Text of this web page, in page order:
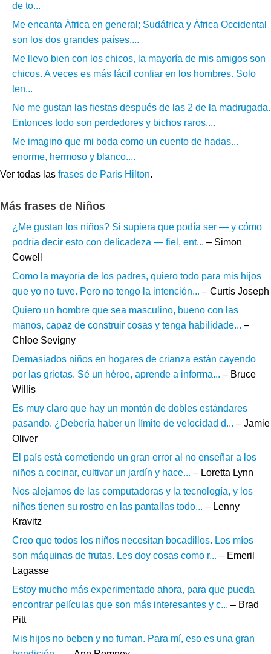
de to...
Me encanta África en general; Sudáfrica y África Occidental
son los dos grandes países....
Me llevo bien con los chicos, la mayoría de mis amigos son
chicos. A veces es más fácil confiar en los hombres. Solo
ten...
No me gustan las fiestas después de las 2 de la madrugada.
Entonces todo son perdedores y bichos raros....
Me imagino que mi boda como un cuento de hadas...
enorme, hermoso y blanco....
Ver todas las frases de Paris Hilton.
Más frases de Niños
¿Me gustan los niños? Si supiera que podía ser — y cómo
podría decir esto con delicadeza — fiel, ent... – Simon
Cowell
Como la mayoría de los padres, quiero todo para mis hijos
que yo no tuve. Pero no tengo la intención... – Curtis Joseph
Quiero un hombre que sea masculino, bueno con las
manos, capaz de construir cosas y tenga habilidade... –
Chloe Sevigny
Demasiados niños en hogares de crianza están cayendo
por las grietas. Sé un héroe, aprende a informa... – Bruce
Willis
Es muy claro que hay un montón de dobles estándares
pasando. ¿Debería haber un límite de velocidad d... – Jamie
Oliver
El país está cometiendo un gran error al no enseñar a los
niños a cocinar, cultivar un jardín y hace... – Loretta Lynn
Nos alejamos de las computadoras y la tecnología, y los
niños tienen su rostro en las pantallas todo... – Lenny
Kravitz
Creo que todos los niños necesitan bocadillos. Los míos
son máquinas de frutas. Les doy cosas como r... – Emeril
Lagasse
Estoy mucho más experimentado ahora, para que pueda
encontrar películas que son más interesantes y c... – Brad
Pitt
Mis hijos no beben y no fuman. Para mí, eso es una gran